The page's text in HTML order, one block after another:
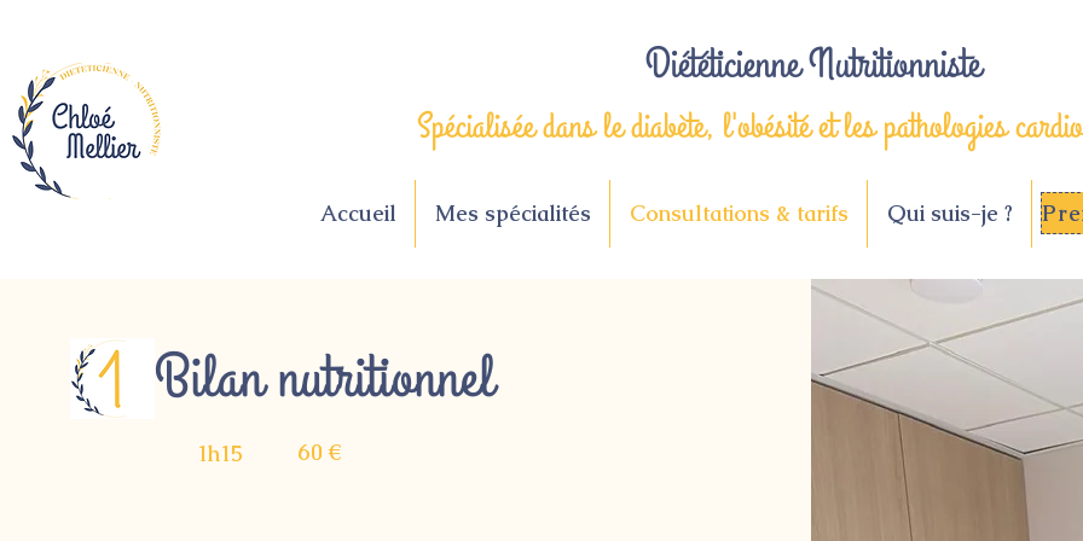
Diététicienne Nutritionniste
Spécialisée dans le diabète, l'obésité et les pathologies
Accueil Mes spécialités Consultations & tarifs Qui suis-je ?
Bilan nutritionnel
60 €
1h15